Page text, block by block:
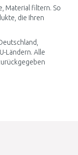
Material filtern. So
die Ihren
Ländern. Alle